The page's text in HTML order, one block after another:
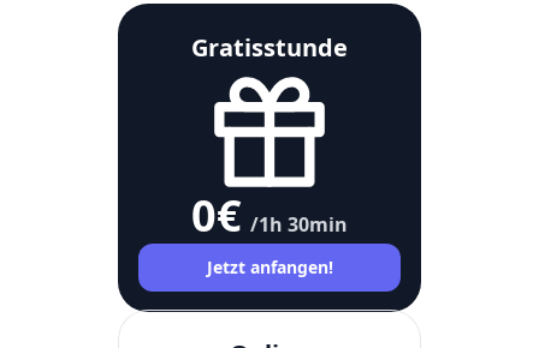
Gratisstunde
0€ /1h 30min
Jetzt anfangen!